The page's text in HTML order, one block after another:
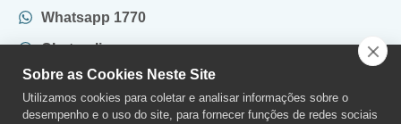
Whatsapp 1770
Chat online
(011) 2970-1770
SAC
Sobre as Cookies Neste Site
Utilizamos cookies para coletar e analisar informações sobre o
desempenho e o uso do site, para fornecer funções de redes sociais